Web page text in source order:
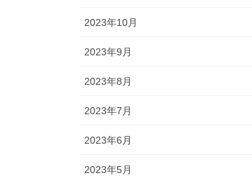
2023年10月
2023年9月
2023年8月
2023年7月
2023年6月
2023年5月